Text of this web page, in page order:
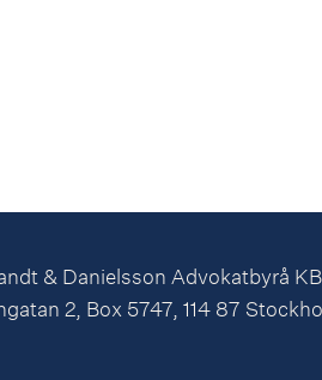
& Danielsson Advokatbyrå KB
2, Box 5747, 114 87